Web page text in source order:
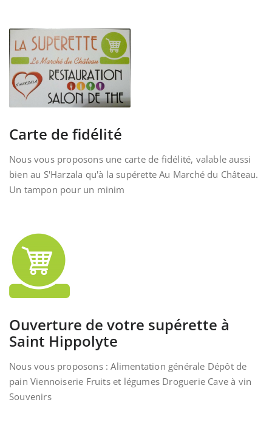
Carte de fidélité
Nous vous proposons une carte de fidélité, valable aussi
bien au S'Harzala qu'à la supérette Au Marché du Château.
Un tampon pour un minim
Ouverture de votre supérette à
Saint Hippolyte
Nous vous proposons : Alimentation générale Dépôt de
pain Viennoiserie Fruits et légumes Droguerie Cave à vin
Souvenirs